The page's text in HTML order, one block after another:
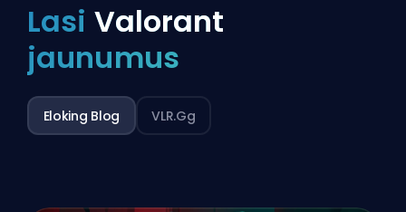
Lasi Valorant
jaunumus
Eloking Blog VLR.gg